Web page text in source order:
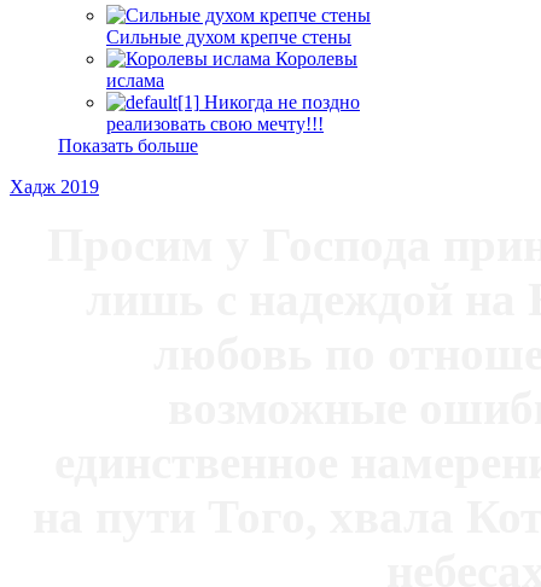
Сильные духом крепче стены
Королевы
ислама
Никогда не поздно
реализовать свою мечту!!!
Показать больше
Хадж 2019